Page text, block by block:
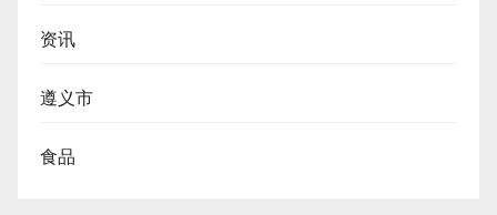
资讯
遵义市
食品